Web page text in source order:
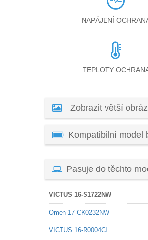
NAPÁJENÍ
TEPLOTY
Zobrazit větší
Kompatibilní model
Pasuje do těchto
VICTUS 16-S1722NW
Omen 17-CK0232NW
VICTUS 16-R0004CI